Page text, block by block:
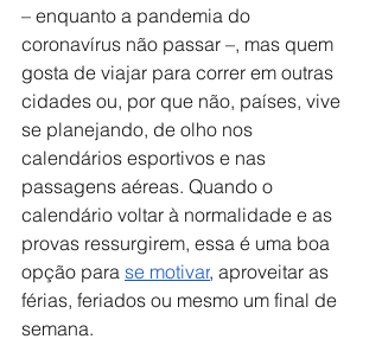
– enquanto a pandemia do
coronavírus não passar –, mas quem
gosta de viajar para correr em outras
cidades ou, por que não, países, vive
se planejando, de olho nos
calendários esportivos e nas
passagens aéreas. Quando o
calendário voltar à normalidade e as
provas ressurgirem, essa é uma boa
opção para se motivar, aproveitar as
férias, feriados ou mesmo um final de
semana.